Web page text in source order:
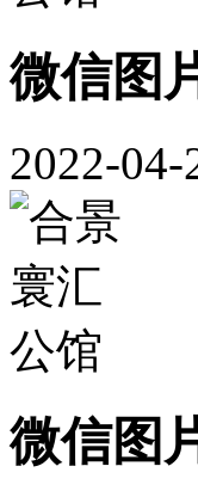
微信图
2022-04-
微信图